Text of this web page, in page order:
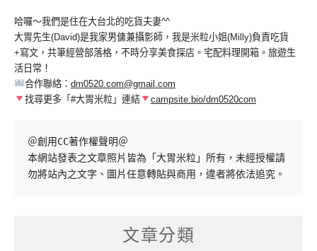
哈囉～我們是住在大台北的吃貨夫妻^^
大胃先生(David)是我家男傭兼攝影師，我是米粒小姐(Milly)負責吃貨
+寫文，共筆經營部落格，不時分享美食探店。宅配料理開箱。旅遊生
活日常！
合作聯絡： dm0520.com@gmail.com
找尋更多「#大胃米粒」連結
campsite.bio/dm0520com
＠創用CC著作權聲明＠
本網站發表之文章照片皆為「大胃米粒」所有，未經授權請
勿將站內之文字、圖片任意轉貼與商用，違者將依法追究。
文章分類